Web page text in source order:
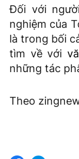
Đối với
nghiệm của
là trong bối
tìm về với
những tác
Theo